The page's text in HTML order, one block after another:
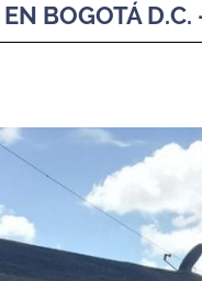
BOGOTÁ